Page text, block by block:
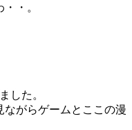
・。
した。
ながらゲームとここの漫